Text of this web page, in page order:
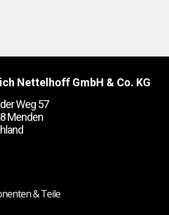
Nettelhoff GmbH & Co. KG
Weg 57
Menden
& Teile